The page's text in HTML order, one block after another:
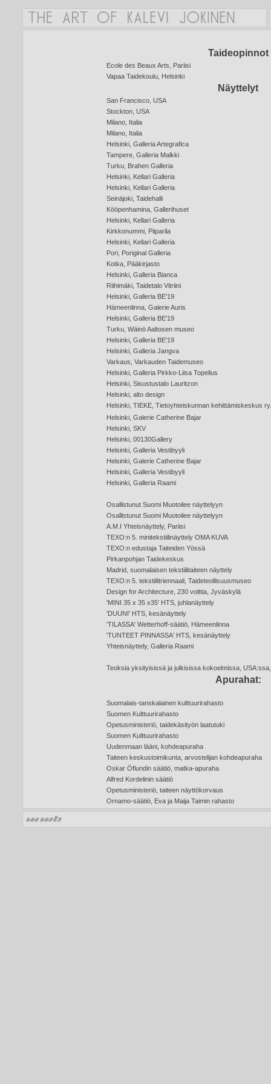
Taideopinnot
Ecole des Beaux Arts, Pariisi
Vapaa Taidekoulu, Helsinki
Näyttelyt
San Francisco, USA
Stockton, USA
Milano, Italia
Milano, Italia
Helsinki, Galleria Artegrafica
Tampere, Galleria Malkki
Turku, Brahen Galleria
Helsinki, Kellari Galleria
Helsinki, Kellari Galleria
Seinäjoki, Taidehalli
Kööpenhamina, Gallerihuset
Helsinki, Kellari Galleria
Kirkkonummi, Piiparila
Helsinki, Kellari Galleria
Pori, Poriginal Galleria
Kotka, Pääkirjasto
Helsinki, Galleria Bianca
Riihimäki, Taidetalo Vitriini
Helsinki, Galleria BE'19
Hämeenlinna, Galerie Auris
Helsinki, Galleria BE'19
Turku, Wäinö Aaltosen museo
Helsinki, Galleria BE'19
Helsinki, Galleria Jangva
Varkaus, Varkauden Taidemuseo
Helsinki, Galleria Pirkko-Liisa Topelius
Helsinki, Sisustustalo Lauritzon
Helsinki, alto design
Helsinki, TIEKE, Tietoyhteiskunnan kehittämiskeskus ry.
Helsinki, Galerie Catherine Bajar
Helsinki, SKV
Helsinki, 00130Gallery
Helsinki, Galleria Vestibyyli
Helsinki, Galerie Catherine Bajar
Helsinki, Galleria Vestibyyli
Helsinki, Galleria Raami
Osallistunut Suomi Muotoilee näyttelyyn
Osallistunut Suomi Muotoilee näyttelyyn
A.M.I Yhteisnäyttely, Pariisi
TEXO:n 5. minitekstiilinäyttely OMA KUVA
TEXO:n edustaja Taiteiden Yössä
Pirkanpohjan Taidekeskus
Madrid, suomalaisen tekstiilitaiteen näyttely
TEXO:n 5. tekstiilitriennaali, Taideteollisuusmuseo
Design for Architecture, 230 volttia, Jyväskylä
'MINI 35 x 35 x35' HTS, juhlanäyttely
'DUUNI' HTS, kesänäyttely
'TILASSA' Wetterhoff-säätiö, Hämeenlinna
'TUNTEET PINNASSA' HTS, kesänäyttely
Yhteisnäyttely, Galleria Raami
Teoksia yksityisissä ja julkisissa kokoelmissa,
Apurahat:
Suomalais-tanskalainen kulttuurirahasto
Suomen Kulttuurirahasto
Opetusministeriö, taidekäsityön laatutuki
Suomen Kulttuurirahasto
Uudenmaan lääni, kohdeapuraha
Taiteen keskustoimikunta, arvostelijan kohdeapuraha
Oskar Öflundin säätiö, matka-apuraha
Alfred Kordelinin säätiö
Opetusministeriö, taiteen näyttökorvaus
Ornamo-säätiö, Eva ja Maija Taimin rahasto